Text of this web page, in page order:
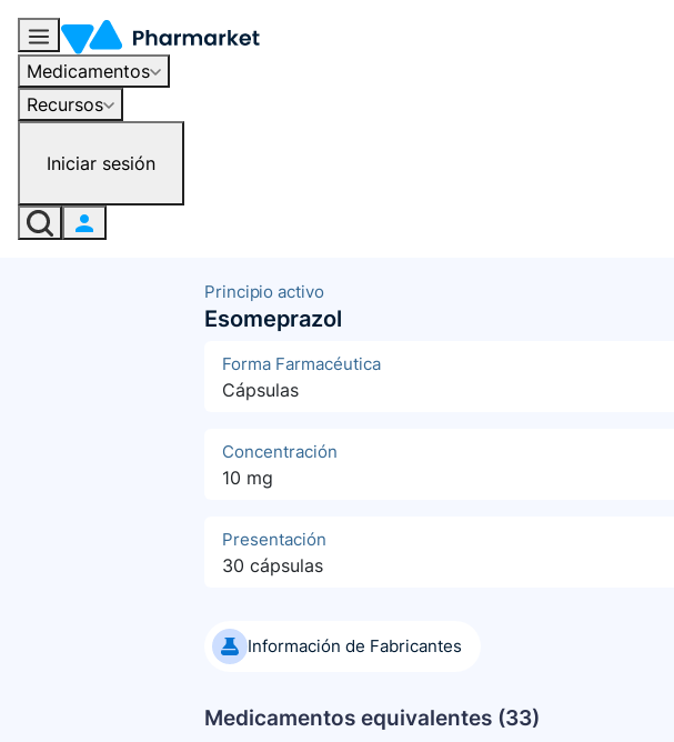
Medicamentos
Recursos
Iniciar sesión
Principio activo
Esomeprazol
Forma Farmacéutica
Cápsulas
Concentración
10 mg
Presentación
30 cápsulas
Información de Fabricantes
Medicamentos equivalentes (33)